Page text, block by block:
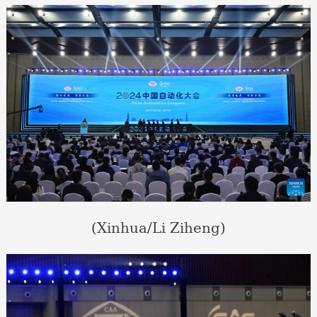
(Xinhua/Li Ziheng)